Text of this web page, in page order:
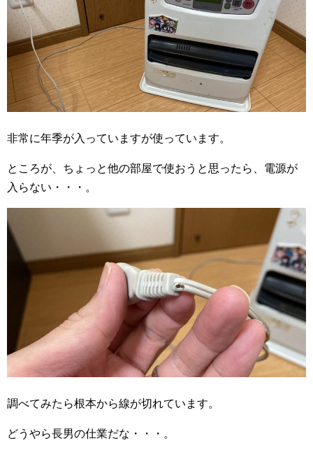
非常に年季が入っていますが使っています。
ところが、ちょっと他の部屋で使おうと思ったら、電源が
入らない・・・。
調べてみたら根本から線が切れています。
どうやら長男の仕業だな・・・。